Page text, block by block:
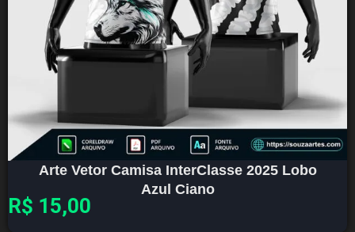
Arte Vetor Camisa InterClasse 2025 Lobo
Azul Ciano
R$ 15,00